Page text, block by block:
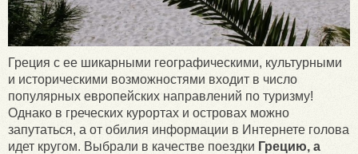
Греция с ее шикарными географическими, культурными
и историческими возможностями входит в число
популярных европейских направлений по туризму!
Однако в греческих курортах и островах можно
запутаться, а от обилия информации в Интернете голова
идет кругом. Выбрали в качестве поездки Грецию, а